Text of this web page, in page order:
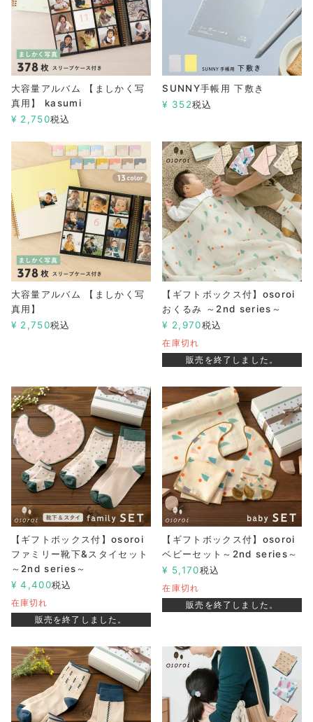
大容量アルバム 【ましかく写
真用】 kasumi
¥ 2,750税込
SUNNY手帳用 下敷き
¥ 352税込
大容量アルバム 【ましかく写
真用】
¥ 2,750税込
【ギフトボックス付】osoroi
おくるみ ～2nd series～
¥ 2,970税込
在庫切れ
販売を終了しました。
【ギフトボックス付】osoroi
ファミリー靴下&スタイセット
～2nd series～
¥ 4,400税込
在庫切れ
販売を終了しました。
【ギフトボックス付】osoroi
ベビーセット～2nd series～
¥ 5,170税込
在庫切れ
販売を終了しました。